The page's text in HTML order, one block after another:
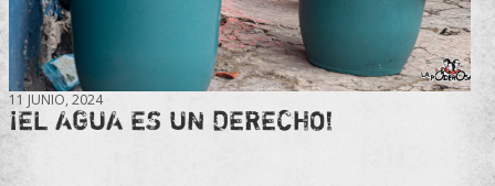
11 JUNIO, 2024
¡EL AGUA ES UN DERECHO!